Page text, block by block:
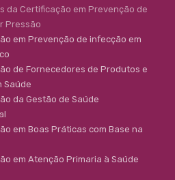
da Certificação em Prevenção de
Pressão
em Prevenção de infecção em
de Fornecedores de Produtos e
Saúde
da Gestão de Saúde
em Boas Práticas com Base na
em Atenção Primaria à Saúde